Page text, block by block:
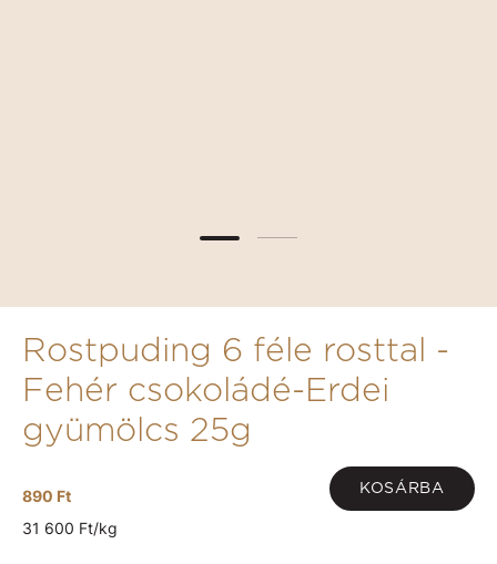
Rostpuding 6 féle rosttal -
Fehér csokoládé-Erdei
gyümölcs 25g
890 Ft KOSÁRBA
31 600 Ft/kg